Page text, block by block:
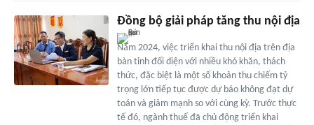
Đồng bộ giải pháp tăng thu nội địa
Năm 2024, việc triển khai thu nội địa trên địa
bàn tỉnh đối diện với nhiều khó khăn, thách
thức, đặc biệt là một số khoản thu chiếm tỷ
trọng lớn tiếp tục được dự báo không đạt dự
toán và giảm mạnh so với cùng kỳ. Trước thực
tế đó, ngành thuế đã chủ động triển khai